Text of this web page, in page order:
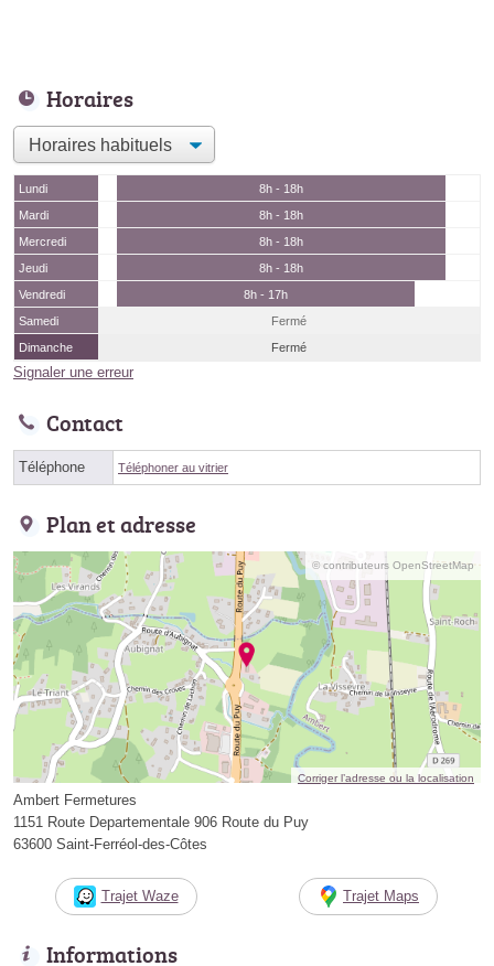
Horaires
Lundi
8h - 18h
Mardi
8h - 18h
Mercredi
8h - 18h
Jeudi
8h - 18h
Vendredi
8h - 17h
Samedi
Fermé
Dimanche
Fermé
Signaler une erreur
Contact
Téléphone Téléphoner au vitrier
Plan et adresse
© contributeurs OpenStreetMap
Corriger l’adresse ou la localisation
Ambert Fermetures
1151 Route Departementale 906 Route du Puy
63600 Saint-Ferréol-des-Côtes
Trajet Waze Trajet Maps
Informations